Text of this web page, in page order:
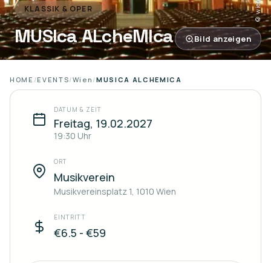
Bild anzeigen
KLASSIK & OPER
MUSIca ALcheMIca
HOME /EVENTS/Wien /MUSICA ALCHEMICA
DATUM & ZEIT
Freitag, 19.02.2027
19:30 Uhr
ORT
Musikverein
Musikvereinsplatz 1, 1010 Wien
EINTRITT
€6.5 - €59